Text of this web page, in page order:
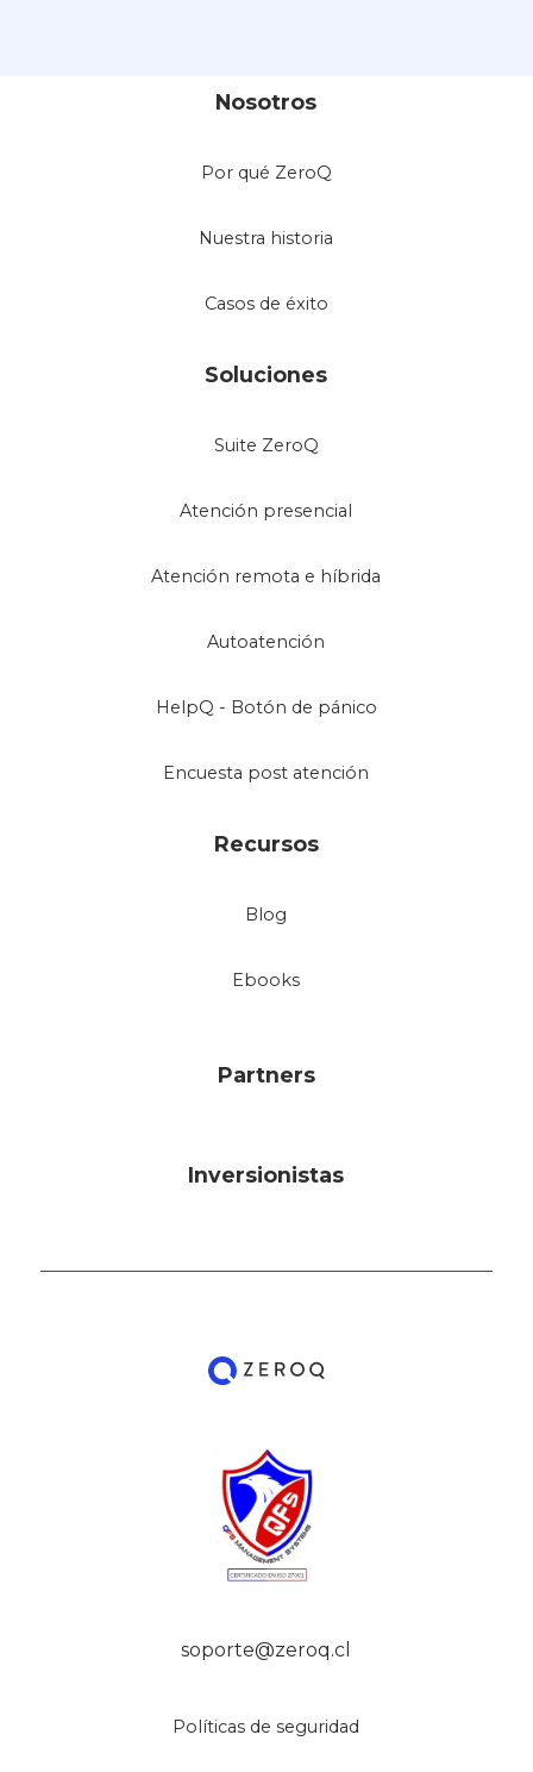
Nosotros
Por qué ZeroQ
Nuestra historia
Casos de éxito
Soluciones
Suite ZeroQ
Atención presencial
Atención remota e híbrida
Autoatención
HelpQ - Botón de pánico
Encuesta post atención
Recursos
Blog
Ebooks
Partners
Inversionistas
soporte@zeroq.cl
Políticas de seguridad